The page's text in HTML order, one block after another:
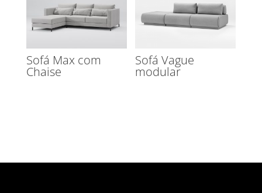
Sofá Max com
Chaise
Sofá Vague
modular